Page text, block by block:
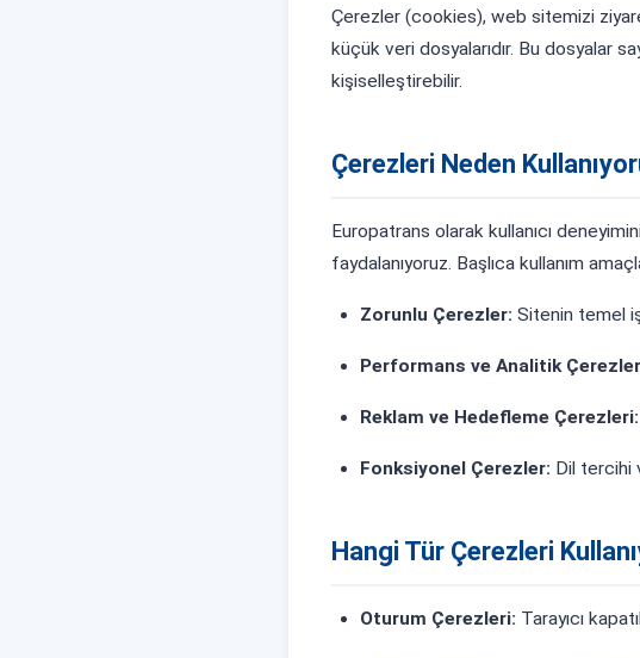
Çerezler (cookies), web sitemizi
küçük veri dosyalarıdır. Bu dosyalar
kişiselleştirebilir.
Çerezleri Neden
Europatrans olarak kullanıcı
faydalanıyoruz. Başlıca kullanım
Zorunlu Çerezler: Sitenin temel
Performans ve Analitik
Reklam ve Hedefleme Çerezleri:
Fonksiyonel Çerezler: Dil tercihi
Hangi Tür Çerezleri
Oturum Çerezleri: Tarayıcı